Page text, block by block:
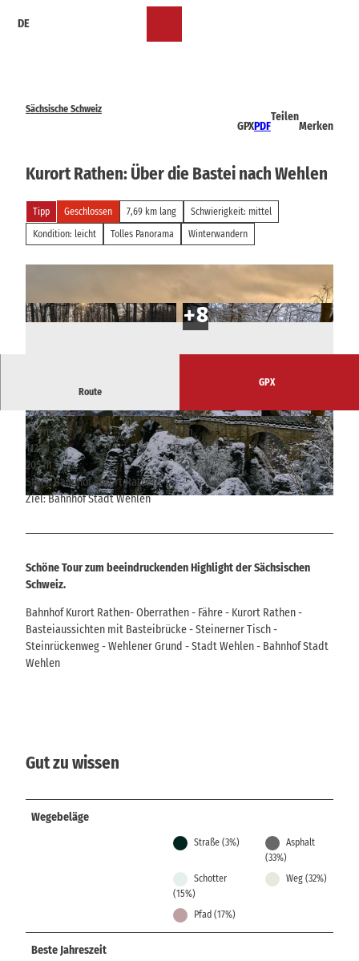
DE
Sächsische Schweiz
GPXPDF
Teilen
Merken
Kurort Rathen: Über die Bastei nach Wehlen
Tipp Geschlossen 7,69 km lang
Schwierigkeit: mittel
Kondition: leicht
Tolles Panorama Winterwandern
© Yvonne Brückner, Tourismusverband Sächsische Schweiz
© Philipp Zieger, Tourismusverband Sächsische
Schweiz
© Yvonne Brückner, Tourismusverband Sächsis
che Schweiz
Route
GPX
2:45 h
7,69 km
324 m
326 m
112 m
317 m
205 m
Start: Bahnhof Kurort Rathen
Ziel: Bahnhof Stadt Wehlen
Schöne Tour zum beeindruckenden Highlight der Sächsischen
Schweiz.
Bahnhof Kurort Rathen- Oberrathen - Fähre - Kurort Rathen -
Basteiaussichten mit Basteibrücke - Steinerner Tisch -
Steinrückenweg - Wehlener Grund - Stadt Wehlen - Bahnhof Stadt
Wehlen
Gut zu wissen
Wegebeläge
Straße (3%)
Asphalt
(33%)
Schotter
(15%)
Weg (32%)
Pfad (17%)
Beste Jahreszeit